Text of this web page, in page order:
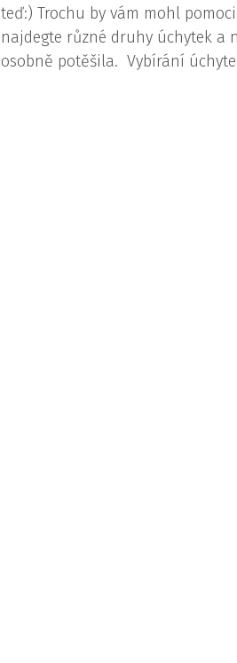
teď:) Trochu by vám mohl
najdegte různé druhy úchytek a
osobně potěšila. Vybírání